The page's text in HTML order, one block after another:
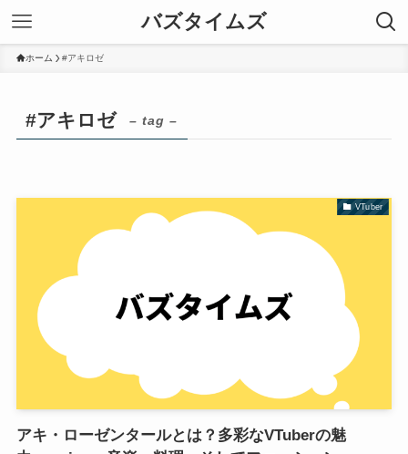
バズタイムズ
ホーム #アキロゼ
#アキロゼ – tag –
VTuber
アキ・ローゼンタールとは？多彩なVTuberの魅